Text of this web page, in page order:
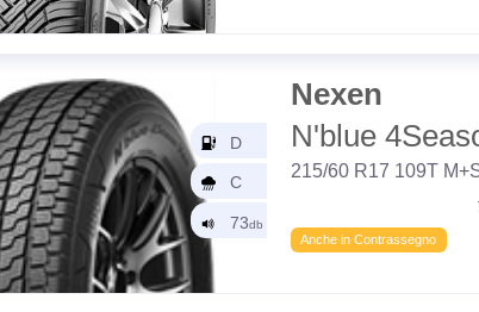
Nexen
N'blue
215/60 R17 109T
Anche in Contrassegno